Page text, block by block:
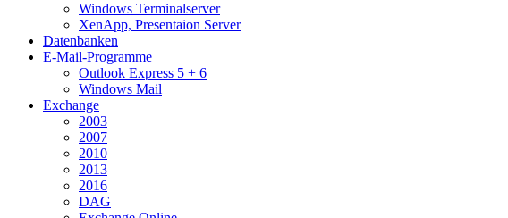
Windows Terminalserver
XenApp, Presentaion Server
Datenbanken
E-Mail-Programme
Outlook Express 5 + 6
Windows Mail
Exchange
2003
2007
2010
2013
2016
DAG